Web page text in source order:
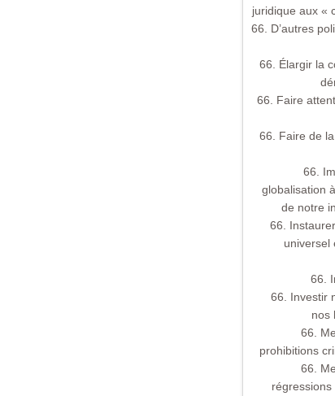
juridique aux «
66. D’autres
66. Élargir la
66. Faire
66. Faire de
66.
globalisation
de notre
66.
universel
66.
66. Investir
nos
66.
prohibitions
66.